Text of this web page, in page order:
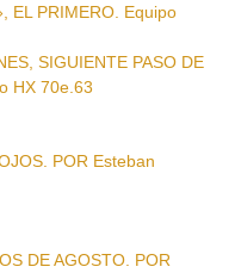
EL PRIMERO. Equipo
SIGUIENTE PASO DE
HX 70e.63
POR Esteban
DE AGOSTO. POR